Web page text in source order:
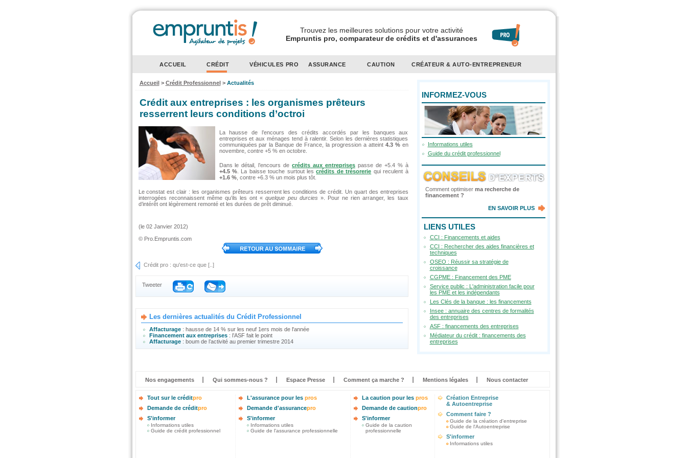
Trouvez les meilleures solutions pour votre activité
Empruntis pro, comparateur de crédits et d'assurances
ACCUEIL CRÉDIT VÉHICULES PRO ASSURANCE CAUTION CRÉATEUR & AUTO-ENTREPRENEUR
INFORMEZ-VOUS
Informations utiles
Guide du crédit professionnel
Comment optimiser ma recherche de
financement ?
EN SAVOIR PLUS
LIENS UTILES
CCI : Financements et aides
CCI : Rechercher des aides financières et
techniques
OSEO : Réussir sa stratégie de
croissance
CGPME : Financement des PME
Service public : L'administration facile pour
les PME et les indépendants
Les Clés de la banque : les financements
Insee : annuaire des centres de formalités
des entreprises
ASF : financements des entreprises
Médiateur du crédit : financements des
entreprises
Accueil> Crédit Professionnel> Actualités
Crédit aux entreprises : les organismes prêteurs
resserrent leurs conditions d’octroi
La hausse de l’encours des crédits accordés par les banques aux
entreprises et aux ménages tend à ralentir. Selon les dernières statistiques
communiquées par la Banque de France, la progression a atteint 4.3 %en
novembre, contre +5 % en octobre.
Dans le détail, l’encours decrédits aux entreprisespasse de +5.4 % à
+4.5 %. La baisse touche surtout lescrédits de trésorerie qui reculent à
+1.6 %, contre +6.3 % un mois plus tôt.
Le constat est clair : les organismes prêteurs resserrent les conditions de crédit. Un quart des entreprises
interrogées reconnaissent même qu’ils les ont «quelque peu durcies ». Pour ne rien arranger, les taux
d’intérêt ont légèrement remonté et les durées de prêt diminué.
(le 02 Janvier 2012)
© Pro.Empruntis.com
Crédit pro : qu'est-ce que [..]
Tweeter
Les dernières actualités du Crédit Professionnel
Affacturage : hausse de 14 % sur les neuf 1ers mois de l'année
Financement aux entreprises : l’ASF fait le point
Affacturage : boum de l’activité au premier trimestre 2014
Nos engagements Qui sommes-nous ? Espace Presse Comment ça marche ? Mentions légales Nous contacter
Tout sur le créditpro
Demande de créditpro
S'informer
Informations utiles
Guide de crédit professionnel
L'assurance pour les pros
Demande d'assurancepro
S'informer
Informations utiles
Guide de l'assurance professionnelle
La caution pour les pros
Demande de cautionpro
S'informer
Guide de la caution
professionnelle
Création Entreprise
& Autoentreprise
Comment faire ?
Guide de la création d'entreprise
Guide de l'Autoentreprise
S'informer
Informations utiles